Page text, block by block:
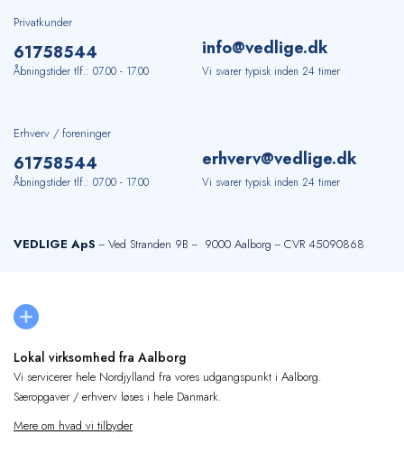
Privatkunder
61758544
Åbningstider tlf.: 07.00 - 17.00
info@vedlige.dk
Vi svarer typisk inden 24 timer
Erhverv / foreninger
61758544
Åbningstider tlf.: 07.00 - 17.00
erhverv@vedlige.dk
Vi svarer typisk inden 24 timer
VEDLIGE ApS -- Ved Stranden 9B -- 9000 Aalborg -- CVR 45090868
Lokal virksomhed fra Aalborg
Vi servicerer hele Nordjylland fra vores udgangspunkt i Aalborg.
Særopgaver / erhverv løses i hele Danmark.
Mere om hvad vi tilbyder